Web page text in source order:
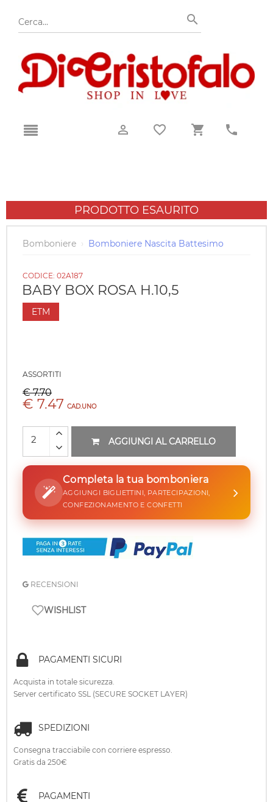
PRODOTTO ESAURITO
Bomboniere › Bomboniere Nascita Battesimo
CODICE: 02A187
BABY BOX ROSA H.10,5
ETM
ASSORTITI
€ 7.70
€ 7.47 CAD.UNO
AGGIUNGI AL CARRELLO
Completa la tua bomboniera
AGGIUNGI BIGLIETTINI, PARTECIPAZIONI,
CONFEZIONAMENTO E CONFETTI
RECENSIONI
WISHLIST
PAGAMENTI SICURI
Acquista in totale sicurezza.
Server certificato SSL (SECURE SOCKET LAYER)
SPEDIZIONI
Consegna tracciabile con corriere espresso.
Gratis da 250€
PAGAMENTI